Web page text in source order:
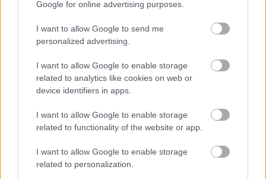
Google for online advertising purposes.
I want to allow Google to send me
personalized advertising.
I want to allow Google to enable storage
related to analytics like cookies on web or
device identifiers in apps.
I want to allow Google to enable storage
related to functionality of the website or app.
I want to allow Google to enable storage
related to personalization.
Δευτέρα 3 Αυγούστου - ΓΑΛΑΞΙΔΙ | Πλατεία
Χηρόλακα
Αφιέρωμα στον Λαυρέντη Μαχαιρίτσα -
Διονύσης Τσακνής, Κίτρινα Ποδήλατα, Μιρέλα
τραγουδοποιόΛαυρέντη Μαχαιρίτσα
, με
αγαπημένα τραγούδια του ερμηνευμένα από τον